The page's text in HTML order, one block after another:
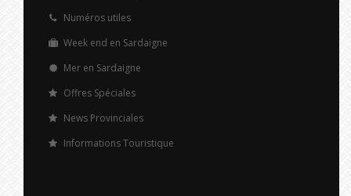
Numéros utiles
Week end en Sardaigne
Mer en Sardaigne
Offres Spéciales
News Provinciales
Informations Touristique